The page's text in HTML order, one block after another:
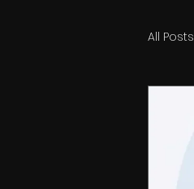
All Posts